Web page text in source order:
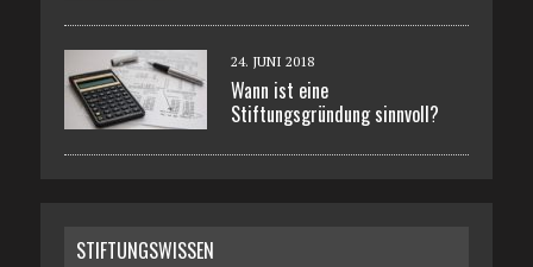
24. JUNI 2018
Wann ist eine
Stiftungsgründung sinnvoll?
STIFTUNGSWISSEN